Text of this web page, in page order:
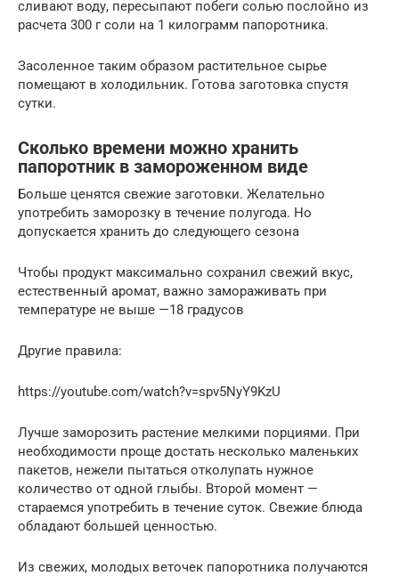
сливают воду, пересыпают побеги солью послойно из
расчета 300 г соли на 1 килограмм папоротника.
Засоленное таким образом растительное сырье
помещают в холодильник. Готова заготовка спустя
сутки.
Сколько времени можно хранить
папоротник в замороженном виде
Больше ценятся свежие заготовки. Желательно
употребить заморозку в течение полугода. Но
допускается хранить до следующего сезона
Чтобы продукт максимально сохранил свежий вкус,
естественный аромат, важно замораживать при
температуре не выше —18 градусов
Другие правила:
https://youtube.com/watch?v=spv5NyY9KzU
Лучше заморозить растение мелкими порциями. При
необходимости проще достать несколько маленьких
пакетов, нежели пытаться отколупать нужное
количество от одной глыбы. Второй момент —
стараемся употребить в течение суток. Свежие блюда
обладают большей ценностью.
Из свежих, молодых веточек папоротника получаются